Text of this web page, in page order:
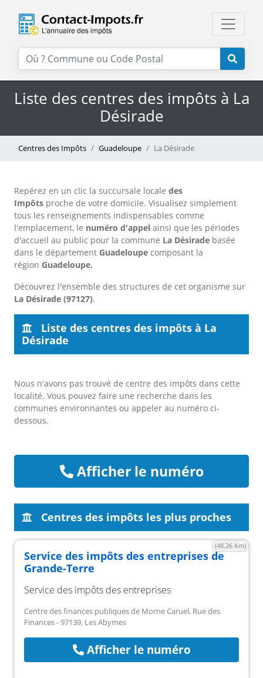
Liste des centres des impôts à La
Désirade
Centres des Impôts Guadeloupe La Désirade
Repérez en un clic la succursale locale des
Impôts proche de votre domicile. Visualisez simplement
tous les renseignements indispensables comme
l'emplacement, le numéro d'appel ainsi que les périodes
d'accueil au public pour la commune La Désirade basée
dans le département Guadeloupe composant la
région Guadeloupe.
Découvrez l'ensemble des structures de cet organisme sur
La Désirade (97127).
Liste des centres des impôts à La
Désirade
Nous n'avons pas trouvé de centre des impôts dans cette
localité. Vous pouvez faire une recherche dans les
communes environnantes ou appeler au numéro ci-
dessous.
Afficher le numéro
Centres des impôts les plus proches
(48.26 Km)
Service des impôts des entreprises de
Grande-Terre
Service des impôts des entreprises
Centre des finances publiques de Morne Caruel, Rue des
Finances - 97139, Les Abymes
Afficher le numéro